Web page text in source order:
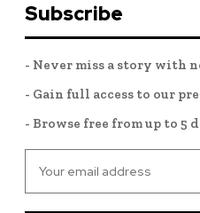
Subscribe
- Never miss a story with
- Gain full access to our
- Browse free from up to 5